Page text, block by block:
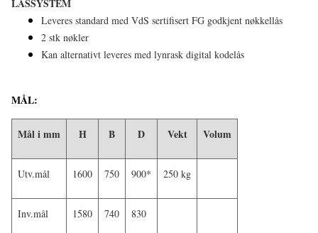
Leveres standard med VdS sertifisert FG godkjent nøkkellås
2 stk nøkler
Kan alternativt leveres med lynrask digital kodelås
MÅL:
Mål i mm H B D Vekt Volum
Utv.mål 1600 750 900* 250 kg
Inv.mål 1580 740 830